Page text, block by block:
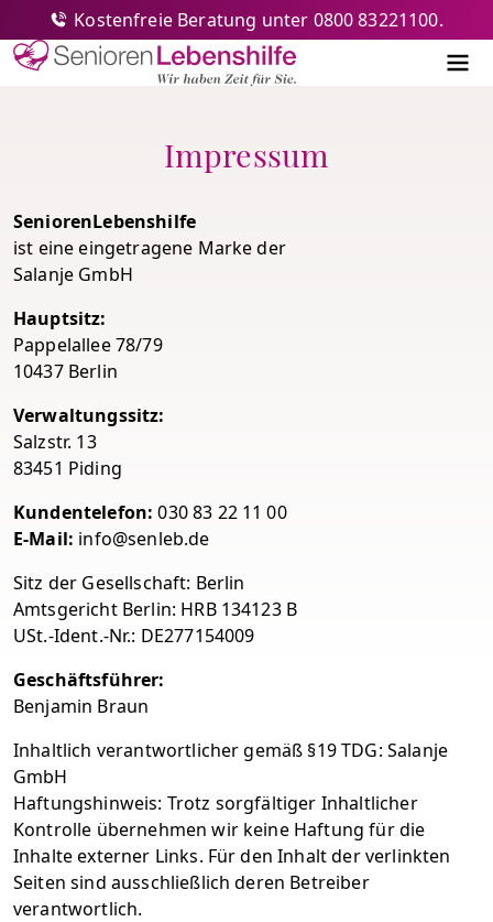
Senioren-Lebenshilfe
Kostenfreie Beratung unter 0800 83221100.
Impressum
SeniorenLebenshilfe
ist eine eingetragene Marke der
Salanje GmbH
Hauptsitz:
Pappelallee 78/79
10437 Berlin
Verwaltungssitz:
Salzstr. 13
83451 Piding
Kundentelefon: 030 83 22 11 00
E-Mail: info@senleb.de
Sitz der Gesellschaft: Berlin
Amtsgericht Berlin: HRB 134123 B
USt.-Ident.-Nr.: DE277154009
Geschäftsführer:
Benjamin Braun
Inhaltlich verantwortlicher gemäß §19 TDG: Salanje
GmbH
Haftungshinweis: Trotz sorgfältiger Inhaltlicher
Kontrolle übernehmen wir keine Haftung für die
Inhalte externer Links. Für den Inhalt der verlinkten
Seiten sind ausschließlich deren Betreiber
verantwortlich.